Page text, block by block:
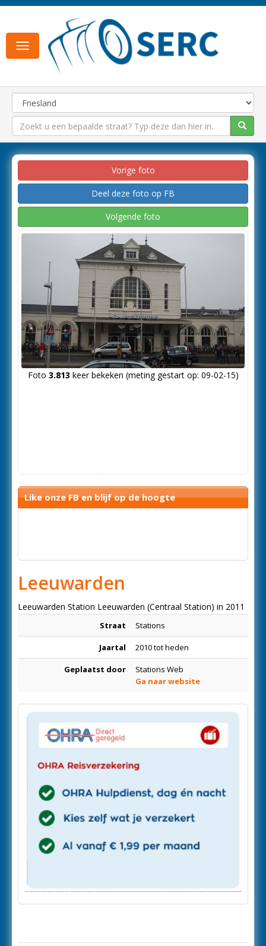
Toggle
navigation
Vorige foto
Deel deze foto op FB
Volgende foto
Foto 3.813 keer bekeken (meting gestart op: 09-02-15)
Like onze FB en blijf op de hoogte
Leeuwarden
Leeuwarden Station Leeuwarden (Centraal Station) in 2011
Straat Stations
Jaartal 2010 tot heden
Geplaatst door
Stations Web
Ga naar website